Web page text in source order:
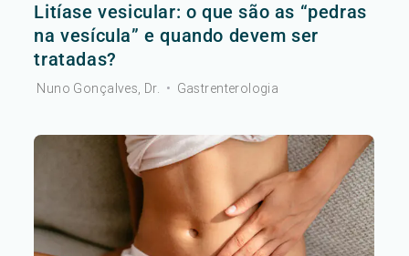
Litíase vesicular: o que são as “pedras
na vesícula” e quando devem ser
tratadas?
Nuno Gonçalves, Dr. • Gastrenterologia